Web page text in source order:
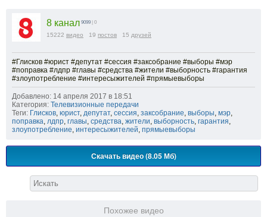
8 канал 9099 | 0
15222 видео 19 постов 15 друзей
#Глисков #юрист #депутат #сессия #заксобрание #выборы #мэр
#поправка #лдпр #главы #средства #жители #выборность #гарантия
#злоупотребление #интересыжителей #прямыевыборы
Добавлено: 14 апреля 2017 в 18:51
Категория: Телевизионные передачи
Теги: Глисков юрист, депутат, сессия заксобрание выборы мэр
поправка лдпр главы средства жители выборность гарантия
злоупотребление интересыжителей прямыевыборы
Скачать видео (8.05 Мб)
Похожее видео